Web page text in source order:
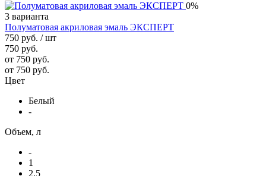
0%
3 варианта
Полуматовая акриловая эмаль ЭКСПЕРТ
750 руб. / шт
750 руб.
от 750 руб.
от 750 руб.
Цвет
Белый
-
Объем, л
-
1
2.5